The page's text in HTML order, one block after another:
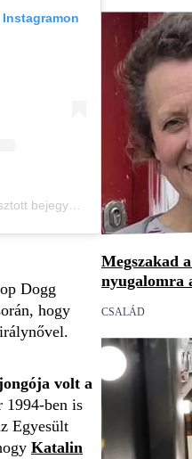
Dogg
hogy
volt a
1994-ben is
Egyesült
Katalin
Megszakad
nyugalomra
CSALÁD